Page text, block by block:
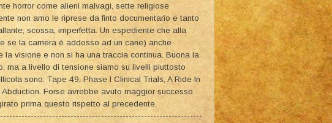
horror come alieni malvagi, sette religiose
non amo le riprese da finto documentario e tanto
scossa, imperfetta. Un espediente che alla
se la camera è addosso ad un cane) anche
visione e non si ha una traccia continua. Buona la
ma a livello di tensione siamo su livelli piuttosto
sono: Tape 49, Phase I Clinical Trials, A Ride In
Forse avrebbe avuto maggior successo
prima questo rispetto al precedente.